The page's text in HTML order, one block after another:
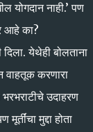
योगदान नाही.’ पण
आहे का?
येथेही बोलताना
वाहतूक करणारा
उदाहरण
मुद्दा होता